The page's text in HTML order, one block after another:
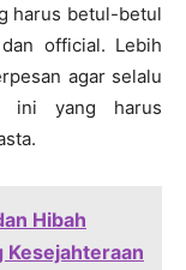
harus betul-betul
official. Lebih
agar selalu
ini yang harus
Hibah
Kesejahteraan